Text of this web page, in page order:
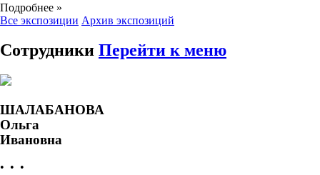
Подробнее »
Все экспозиции Архив экспозиций
Сотрудники Перейти к меню
ШАЛАБАНОВА
Ольга
Ивановна
• • •